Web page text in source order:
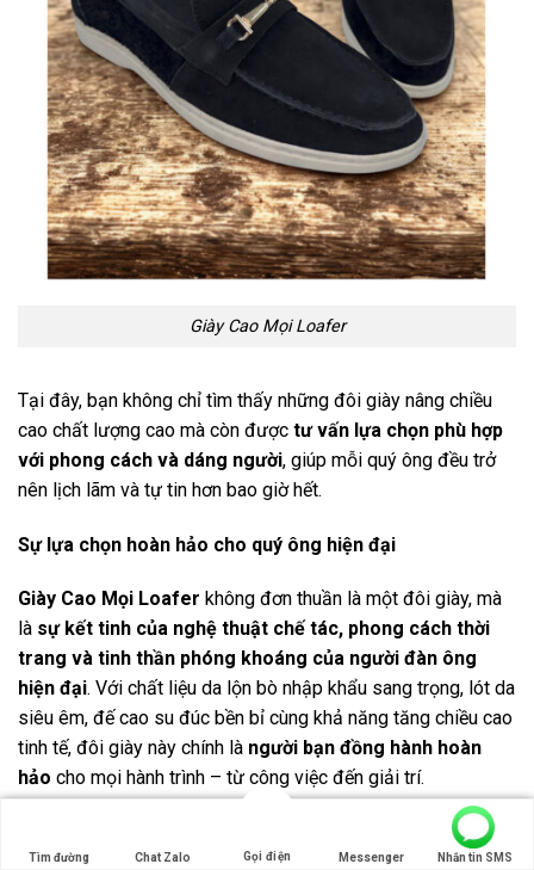
Giày Cao Mọi Loafer
Tại đây, bạn không chỉ tìm thấy những đôi giày nâng chiều
cao chất lượng cao mà còn được tư vấn lựa chọn phù hợp
với phong cách và dáng người, giúp mỗi quý ông đều trở
nên lịch lãm và tự tin hơn bao giờ hết.
Sự lựa chọn hoàn hảo cho quý ông hiện đại
Giày Cao Mọi Loafer không đơn thuần là một đôi giày, mà
là sự kết tinh của nghệ thuật chế tác, phong cách thời
trang và tinh thần phóng khoáng của người đàn ông
hiện đại. Với chất liệu da lộn bò nhập khẩu sang trọng, lót da
siêu êm, đế cao su đúc bền bỉ cùng khả năng tăng chiều cao
tinh tế, đôi giày này chính là người bạn đồng hành hoàn
hảo cho mọi hành trình – từ công việc đến giải trí.
Nếu bạn là người đàn ông yêu thích sự thanh lịch, tinh tế
nhưng vẫn muốn giữ cho mình nét năng động, khỏe khoắn
Tìm đường Chat Zalo Gọi điện Messenger Nhắn tin SMS